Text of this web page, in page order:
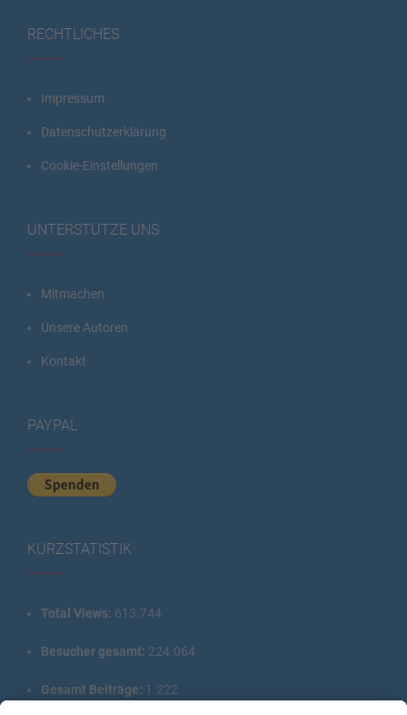
RECHTLICHES
Impressum
Datenschutzerklärung
Cookie-Einstellungen
UNTERSTÜTZE UNS
Mitmachen
Unsere Autoren
Kontakt
PAYPAL
KURZSTATISTIK
Total Views: 613.744
Besucher gesamt: 224.064
Gesamt Beiträge: 1.222